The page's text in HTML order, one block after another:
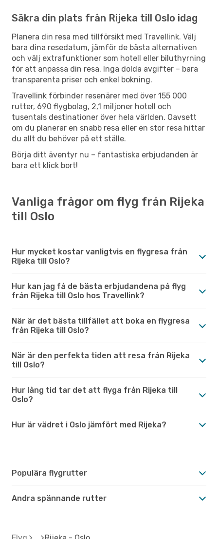
Säkra din plats från Rijeka till Oslo idag
Planera din resa med tillförsikt med Travellink. Välj
bara dina resedatum, jämför de bästa alternativen
och välj extrafunktioner som hotell eller biluthyrning
för att anpassa din resa. Inga dolda avgifter – bara
transparenta priser och enkel bokning.
Travellink förbinder resenärer med över 155 000
rutter, 690 flygbolag, 2,1 miljoner hotell och
tusentals destinationer över hela världen. Oavsett
om du planerar en snabb resa eller en stor resa hittar
du allt du behöver på ett ställe.
Börja ditt äventyr nu – fantastiska erbjudanden är
bara ett klick bort!
Vanliga frågor om flyg från Rijeka
till Oslo
Hur mycket kostar vanligtvis en flygresa från
Rijeka till Oslo?
Hur kan jag få de bästa erbjudandena på flyg
från Rijeka till Oslo hos Travellink?
När är det bästa tillfället att boka en flygresa
från Rijeka till Oslo?
När är den perfekta tiden att resa från Rijeka
till Oslo?
Hur lång tid tar det att flyga från Rijeka till
Oslo?
Hur är vädret i Oslo jämfört med Rijeka?
Populära flygrutter
Andra spännande rutter